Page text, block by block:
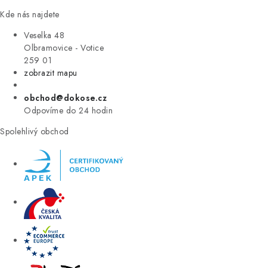
Kde nás najdete
Veselka 48
Olbramovice - Votice
259 01
zobrazit mapu
obchod@dokose.cz
Odpovíme do 24 hodin
Spolehlivý obchod
ÚKLID
VÝPRODEJ
ZNAČKY
Úvod Kontakt Blog
Moje objednávka